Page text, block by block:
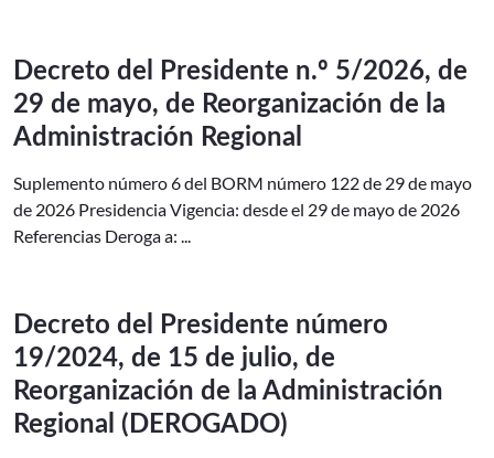
Decreto del Presidente n.º 5/2026, de
29 de mayo, de Reorganización de la
Administración Regional
Suplemento número 6 del BORM número 122 de 29 de mayo
de 2026 Presidencia Vigencia: desde el 29 de mayo de 2026
Referencias Deroga a: ...
Decreto del Presidente número
19/2024, de 15 de julio, de
Reorganización de la Administración
Regional (DEROGADO)